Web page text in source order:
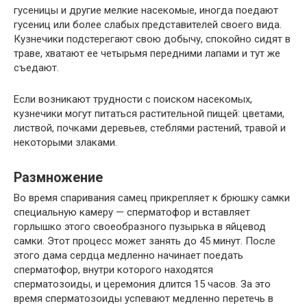
гусеницы и другие мелкие насекомые, иногда поедают
гусениц или более слабых представителей своего вида.
Кузнечики подстерегают свою добычу, спокойно сидят в
траве, хватают ее четырьмя передними лапами и тут же
съедают.
Если возникают трудности с поиском насекомых,
кузнечики могут питаться растительной пищей: цветами,
листвой, почками деревьев, стеблями растений, травой и
некоторыми злаками.
Размножение
Во время спаривания самец прикрепляет к брюшку самки
специальную камеру — сперматофор и вставляет
горлышко этого своеобразного пузырька в яйцевод
самки. Этот процесс может занять до 45 минут. После
этого дама сердца медленно начинает поедать
сперматофор, внутри которого находятся
сперматозоиды, и церемония длится 15 часов. За это
время сперматозоиды успевают медленно перетечь в